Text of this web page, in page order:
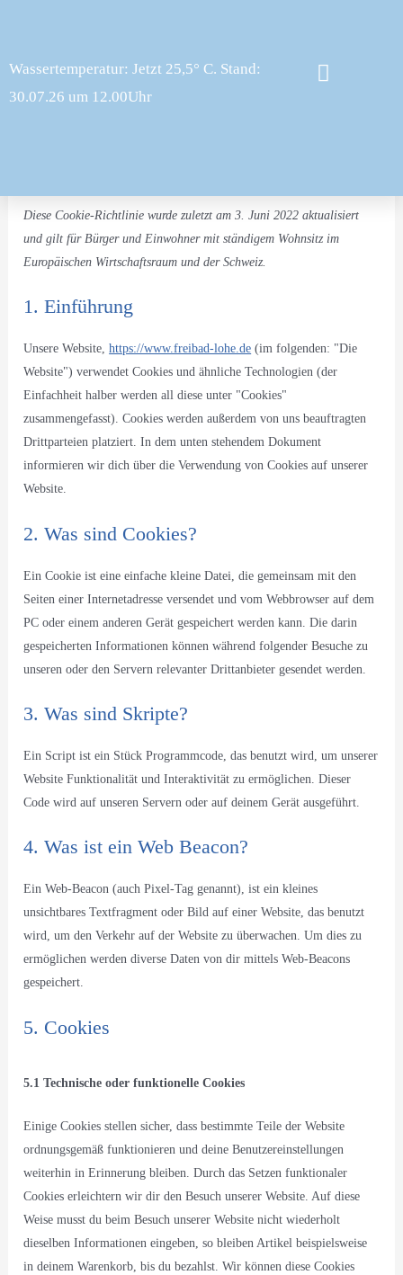
springen
Wassertemperatur: Jetzt 25,5° C. Stand:
30.07.26 um 12.00Uhr
Diese Cookie-Richtlinie wurde zuletzt am 3. Juni 2022 aktualisiert
und gilt für Bürger und Einwohner mit ständigem Wohnsitz im
Europäischen Wirtschaftsraum und der Schweiz.
1. Einführung
Unsere Website,https://www.freibad-lohe.de (im folgenden: "Die
Website") verwendet Cookies und ähnliche Technologien (der
Einfachheit halber werden all diese unter "Cookies"
zusammengefasst). Cookies werden außerdem von uns beauftragten
Drittparteien platziert. In dem unten stehendem Dokument
informieren wir dich über die Verwendung von Cookies auf unserer
Website.
2. Was sind Cookies?
Ein Cookie ist eine einfache kleine Datei, die gemeinsam mit den
Seiten einer Internetadresse versendet und vom Webbrowser auf dem
PC oder einem anderen Gerät gespeichert werden kann. Die darin
gespeicherten Informationen können während folgender Besuche zu
unseren oder den Servern relevanter Drittanbieter gesendet werden.
3. Was sind Skripte?
Ein Script ist ein Stück Programmcode, das benutzt wird, um unserer
Website Funktionalität und Interaktivität zu ermöglichen. Dieser
Code wird auf unseren Servern oder auf deinem Gerät ausgeführt.
4. Was ist ein Web Beacon?
Ein Web-Beacon (auch Pixel-Tag genannt), ist ein kleines
unsichtbares Textfragment oder Bild auf einer Website, das benutzt
wird, um den Verkehr auf der Website zu überwachen. Um dies zu
ermöglichen werden diverse Daten von dir mittels Web-Beacons
gespeichert.
5. Cookies
5.1 Technische oder funktionelle Cookies
Einige Cookies stellen sicher, dass bestimmte Teile der Website
ordnungsgemäß funktionieren und deine Benutzereinstellungen
weiterhin in Erinnerung bleiben. Durch das Setzen funktionaler
Cookies erleichtern wir dir den Besuch unserer Website. Auf diese
Weise musst du beim Besuch unserer Website nicht wiederholt
dieselben Informationen eingeben, so bleiben Artikel beispielsweise
in deinem Warenkorb, bis du bezahlst. Wir können diese Cookies
elementor
wordpress
google-
google-
google-
sonstiges